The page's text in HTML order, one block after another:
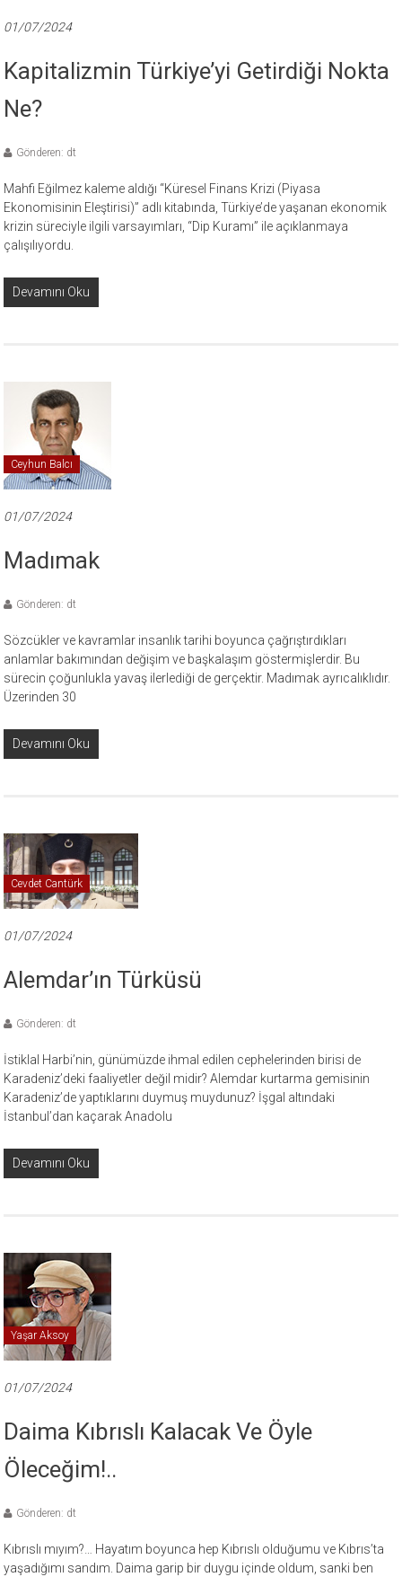
01/07/2024
Kapitalizmin Türkiye’yi Getirdiği Nokta
Ne?
Gönderen: dt
Mahfi Eğilmez kaleme aldığı “Küresel Finans Krizi (Piyasa
Ekonomisinin Eleştirisi)” adlı kitabında, Türkiye’de yaşanan ekonomik
krizin süreciyle ilgili varsayımları, “Dip Kuramı” ile açıklanmaya
çalışılıyordu.
Devamını Oku
Ceyhun Balcı
01/07/2024
Madımak
Gönderen: dt
Sözcükler ve kavramlar insanlık tarihi boyunca çağrıştırdıkları
anlamlar bakımından değişim ve başkalaşım göstermişlerdir. Bu
sürecin çoğunlukla yavaş ilerlediği de gerçektir. Madımak ayrıcalıklıdır.
Üzerinden 30
Devamını Oku
Cevdet Cantürk
01/07/2024
Alemdar’ın Türküsü
Gönderen: dt
İstiklal Harbi’nin, günümüzde ihmal edilen cephelerinden birisi de
Karadeniz’deki faaliyetler değil midir? Alemdar kurtarma gemisinin
Karadeniz’de yaptıklarını duymuş muydunuz? İşgal altındaki
İstanbul’dan kaçarak Anadolu
Devamını Oku
Yaşar Aksoy
01/07/2024
Daima Kıbrıslı Kalacak Ve Öyle
Öleceğim!..
Gönderen: dt
Kıbrıslı mıyım?… Hayatım boyunca hep Kıbrıslı olduğumu ve Kıbrıs’ta
yaşadığımı sandım. Daima garip bir duygu içinde oldum, sanki ben